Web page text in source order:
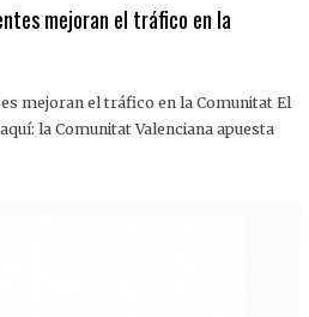
mejoran el tráfico en la
mejoran el tráfico en la Comunitat El
la Comunitat Valenciana apuesta